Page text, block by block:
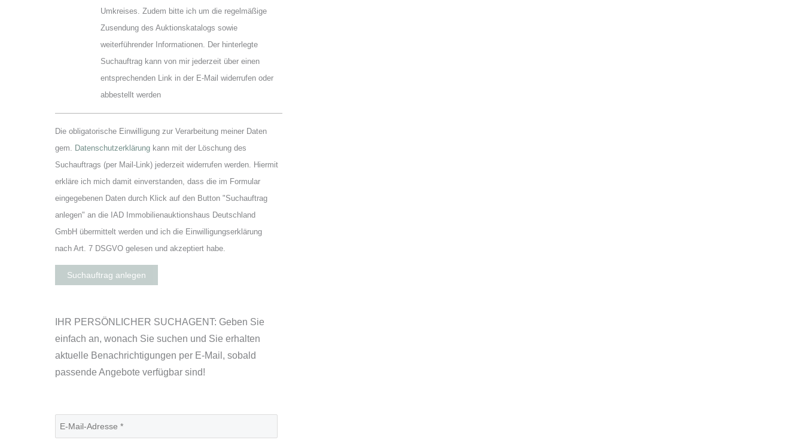
Umkreises. Zudem bitte ich um die regelmäßige
Zusendung des Auktionskatalogs sowie
weiterführender Informationen. Der hinterlegte
Suchauftrag kann von mir jederzeit über einen
entsprechenden Link in der E-Mail widerrufen oder
abbestellt werden
Die obligatorische Einwilligung zur Verarbeitung meiner Daten
gem. Datenschutzerklärung kann mit der Löschung des
Suchauftrags (per Mail-Link) jederzeit widerrufen werden. Hiermit
erkläre ich mich damit einverstanden, dass die im Formular
eingegebenen Daten durch Klick auf den Button "Suchauftrag
anlegen" an die IAD Immobilienauktionshaus Deutschland
GmbH übermittelt werden und ich die Einwilligungserklärung
nach Art. 7 DSGVO gelesen und akzeptiert habe.
Suchauftrag anlegen
IHR PERSÖNLICHER SUCHAGENT: Geben Sie
einfach an, wonach Sie suchen und Sie erhalten
aktuelle Benachrichtigungen per E-Mail, sobald
passende Angebote verfügbar sind!